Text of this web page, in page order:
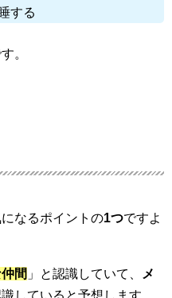
する
。
なるポイント の1つですよ
間 」と認識していて、
メ